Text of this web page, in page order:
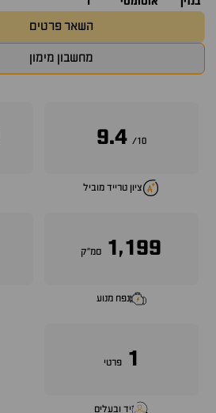
השאר פרטים
מחשבון מימון
10/
9.4
ציון טרייד מוביל
1,199 סמ״ק
נפח מנוע
1 פרטי
יד ובעלים